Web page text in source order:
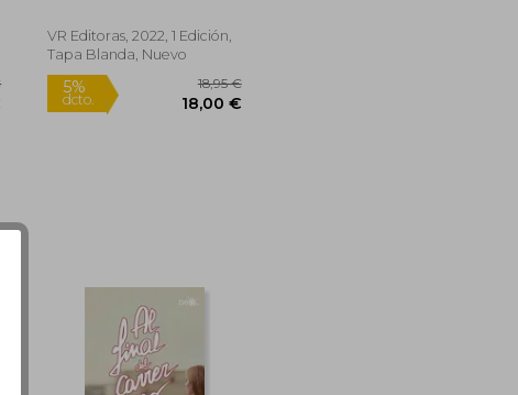
VR Editoras, 2022, 1 Edición,
Tapa Blanda, Nuevo
Rápido